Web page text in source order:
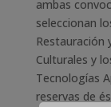
ambas
seleccionan
Restauración
Culturales y
Tecnologías
reservas de